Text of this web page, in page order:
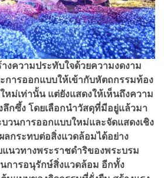
งความประทับใจด้วยความงดงาม
การออกแบบให้เข้ากับหัตถกรรมท้อง
หม่เท่านั้น แต่ยังแสดงให้เห็นถึงความ
กซึ้ง โดยเลือกนำวัสดุที่มีอยู่แล้วมา
วนการออกแบบใหม่และจัดแสดงเชิง
ลกระทบต่อสิ่งแวดล้อมได้อย่าง
นวทางพระราชดำริของพระบรม
การอนุรักษ์สิ่งแวดล้อม อีกทั้ง